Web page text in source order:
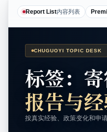
Report List内容列表
CHUGUOYI TOPIC DESK
标签：
报告与
按真实经验、政策变化和申